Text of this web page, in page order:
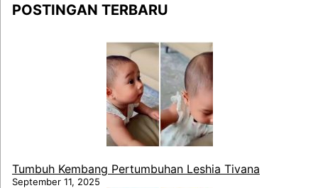
POSTINGAN TERBARU
Tumbuh Kembang Pertumbuhan Leshia Tivana
September 11, 2025